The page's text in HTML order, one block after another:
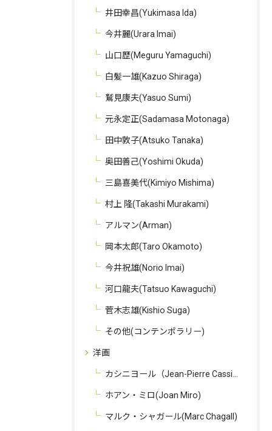
井田幸昌(Yukimasa Ida)
今井麗(Urara Imai)
山口歴(Meguru Yamaguchi)
白髪一雄(Kazuo Shiraga)
鷲見康夫(Yasuo Sumi)
元永定正(Sadamasa Motonaga)
田中敦子(Atsuko Tanaka)
奥田善己(Yoshimi Okuda)
三島喜美代(Kimiyo Mishima)
村上 隆(Takashi Murakami)
アルマン(Arman)
岡本太郎(Taro Okamoto)
今井祝雄(Norio Imai)
河口龍夫(Tatsuo Kawaguchi)
菅木志雄(Kishio Suga)
その他(コンテンポラリー)
洋画
カシニヨール（Jean-Pierre Cassigneul）
ホアン・ミロ(Joan Miro)
マルク・シャガール(Marc Chagall)